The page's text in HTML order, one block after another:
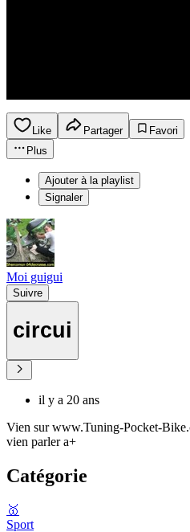
Like Partager
Favori
Plus
Ajouter à la playlist
Signaler
Moi guigui
Suivre
circui
il y a 20 ans
Vien sur www.Tuning-Pocket-
vien parler a+
Catégorie
🥇
Sport